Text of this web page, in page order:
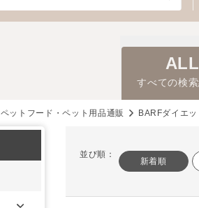
ALL
すべての検
ペットフード・ペット用品通販 BARFダイエッ
並び順：
新着順